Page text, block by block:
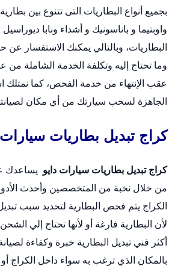
بجميع أنواع البطاريات التى تتنوع بين
واوبتيما و باناسونيك و أشداء ونابا
البطاريات، وبالتالي يمكنك الاستفسار عن
وما تحتاج إليه وتكلفة الخدمة الشاملة من
عقب الإنتهاء من خدمة الفحص، كما
الجاهزة لسحب سيارتك من أي مكان
كراج تبديل بطاريات سيارات
كراج تبديل بطاريات سيارات دايو يساعدك
من خلال نخبة من المتخصصين وأحدث
الكراج يتم فحص البطارية لتحديد سبب
لأن البطارية فارغة أو لأنها تحتاج إلي
أكثر فني تبديل البطارية خبرة وكفاءة
بالمكان الذي ترغب به سواء داخل الكراج أو